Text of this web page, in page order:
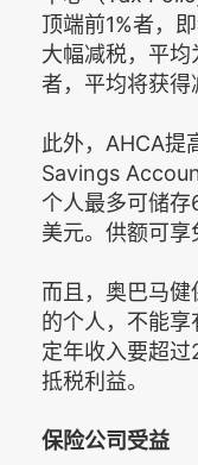
顶端前1%者，
大幅减税，平均
者，平均将获得
此外，AHCA提
Savings
个人最多可储存
美元。供额可享
而且，奥巴马
的个人，不能
定年收入要超
抵税利益。
保险公司受益